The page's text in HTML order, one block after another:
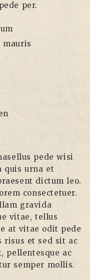
per.
mauris
pede wisi
quis urna et
dictum leo.
consectetuer.
gravida
vitae, tellus
at vitae odit pede
risus et sed sit ac
pellentesque ac
semper mollis.